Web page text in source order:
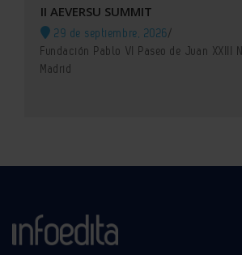
II AEVERSU SUMMIT
29 de septiembre, 2026/
Fundación Pablo VI Paseo de Juan XXIII
Madrid